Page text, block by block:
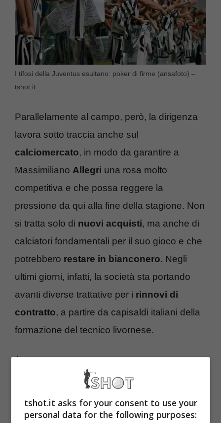
I tifosi della Juventus esultano: poker di firme (ansafoto) –
tshot.it
Parallelamente al campo, però, la dirigenza
lavora sotto traccia anche sul
calciomercato, in modo da garantire a
Massimiliano Allegri una rosa molto
competitiva e che possa reggere la
pressione da qui alla fine della stagione. Non
si tratta solo di nuovi acquisti, ma anche di
calciatori fondamentali per il suo gioco e che
potrebbero restare in bianconero. Negli
ultimi giorni, infatti, la società sta portando
avanti diverse trattative per i rinnovi di
contratto, a partire da capisaldi italiani della
formazione del tecnico livornese.
, il prolungamento di Nicolò
Fagioli
fino al 2028, con un piccolo
adeguamento dell’ingaggio. Lo stesso vale
tshot.it asks for your consent to use your
personal data for the following purposes: